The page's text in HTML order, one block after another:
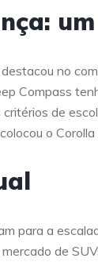
no
Compass
de
o
para a
de